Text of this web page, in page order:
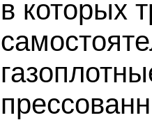
в которых